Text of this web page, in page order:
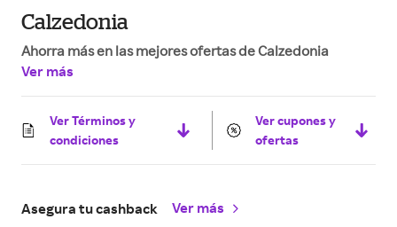
Calzedonia
Ahorra más en las mejores ofertas de Calzedonia
Ver más
Ver Términos y
condiciones
Ver cupones y
ofertas
Asegura tu cashback Ver más